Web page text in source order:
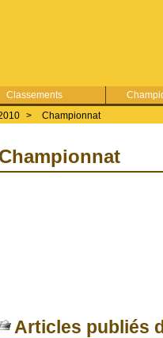
Classements
> Championnat
Championnat
Articles publiés